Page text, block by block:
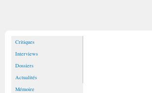
Critiques
Interviews
Dossiers
Actualités
Mémoire